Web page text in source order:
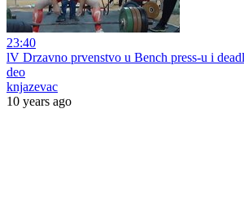
23:40
lV Drzavno prvenstvo u Bench press-u i
deo
knjazevac
10 years ago